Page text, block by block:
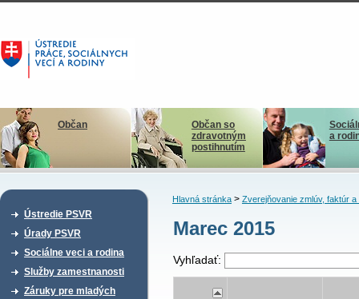
Občan
Občan so
zdravotným
postihnutím
a
Ústredie PSVR
Úrady PSVR
Sociálne veci a rodina
Služby zamestnanosti
Záruky pre mladých
Hlavná stránka> Zverejňovanie zmlúv, faktúr a
Marec 2015
Vyhľadať: